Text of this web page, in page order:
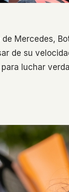
Mercedes,
de su
luchar